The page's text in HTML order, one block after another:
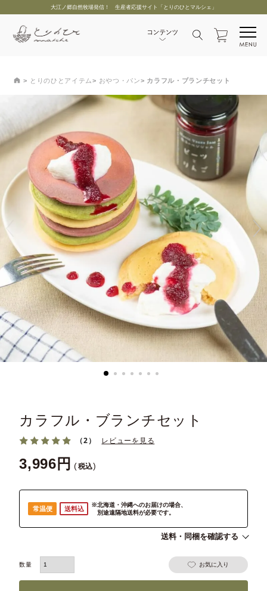
大江ノ郷自然牧場発信！ 生産者応援サイト「とりのひとマルシェ」
とりのひとアイテム おやつ・パン カラフル・ブランチセット
カラフル・ブランチセット
（2） レビューを見る
3,996 税込
常温便 送料込
※北海道・沖縄へのお届けの場合、
別途遠隔地送料が必要です。
送料・同梱を確認する
お気に入り